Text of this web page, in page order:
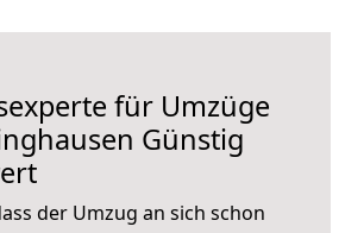
für Umzüge
Günstig
der Umzug an sich schon